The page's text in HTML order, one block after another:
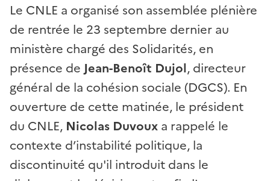
Le CNLE a organisé son assemblée plénière
de rentrée le 23 septembre dernier au
ministère chargé des Solidarités, en
présence de Jean-Benoît Dujol, directeur
général de la cohésion sociale (DGCS). En
ouverture de cette matinée, le président
du CNLE, Nicolas Duvoux a rappelé le
contexte d’instabilité politique, la
discontinuité qu'il introduit dans le